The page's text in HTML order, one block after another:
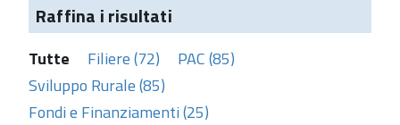
Raffina i risultati
Tutte Filiere (72)
PAC (85)
Sviluppo Rurale (85)
Fondi e Finanziamenti (25)